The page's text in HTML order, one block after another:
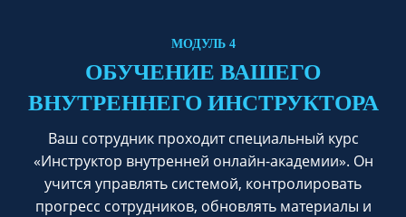
МОДУЛЬ 4
ОБУЧЕНИЕ ВАШЕГО
ВНУТРЕННЕГО ИНСТРУКТОРА
Ваш сотрудник проходит специальный курс
«Инструктор внутренней онлайн-академии». Он
учится управлять системой, контролировать
прогресс сотрудников, обновлять материалы и